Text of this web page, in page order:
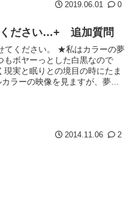
2019.06.01 0
ださい…+ 追加質問
てください。 ★私はカラーの夢
もボヤーっとした白黒なので
実と眠りとの境目の時にたま
ラーの映像を見ますが、夢や
2014.11.06 2